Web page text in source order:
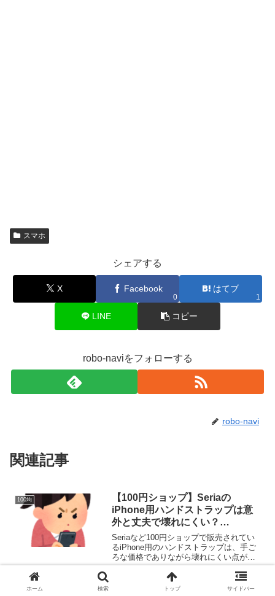
スマホ
シェアする
X Facebook
0
はてブ
1
LINE コピー
robo-naviをフォローする
robo-navi
関連記事
100均
【100円ショップ】Seriaの
iPhone用ハンドストラップは意
外と丈夫で壊れにくい？
【iPhone16・17・17e・Air・
16e】【100均】
Seriaなど100円ショップで販売されてい
るiPhone用のハンドストラップは、手ご
ろな価格でありながら壊れにくい点が魅
力的です。以下に、その理由や特徴につ
いて詳しく解説します。1. シンプルな構
造で壊れにくい100円ショップのハンドス
スマホ 【高すぎ】iPhone17は買わない
ホーム 検索 トップ サイドバー